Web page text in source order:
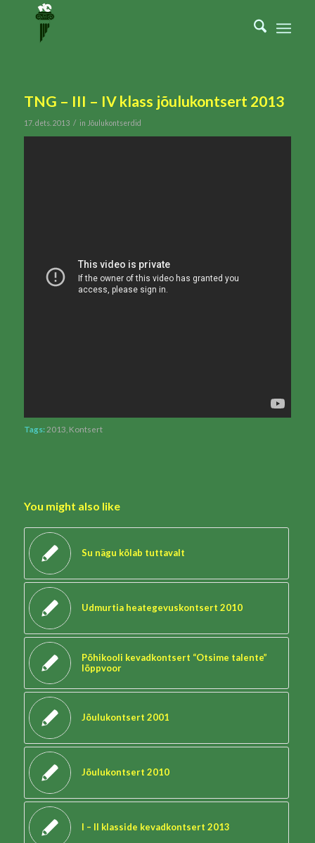
TNG – III – IV klass jõulukontsert 2013
17. dets. 2013 / in Jõulukontserdid
Tags: 2013 Kontsert
You might also like
Su nägu kõlab tuttavalt
Udmurtia heategevuskontsert 2010
Põhikooli kevadkontsert “Otsime talente”
lõppvoor
Jõulukontsert 2001
Jõulukontsert 2010
I – II klasside kevadkontsert 2013